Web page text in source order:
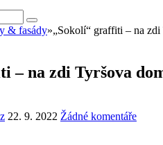
& fasády»„Sokolí“ graffiti – na zdi
– na zdi Tyršova
22. 9. 2022 Žádné komentáře